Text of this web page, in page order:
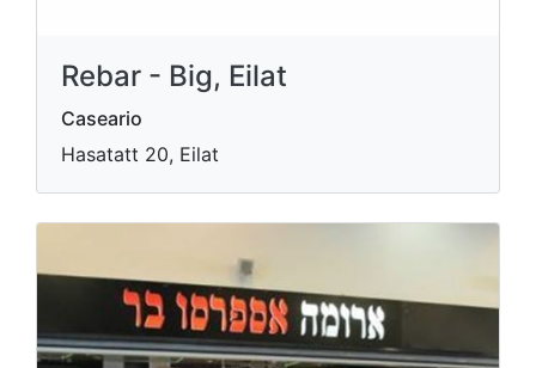
Rebar - Big, Eilat
Caseario
Hasatatt 20, Eilat